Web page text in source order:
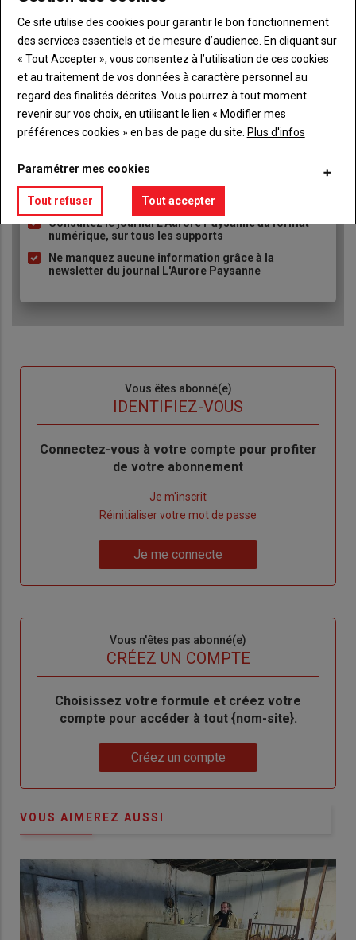
TITRE JE M'ABONNE
Body A partir de 93€
Lien JE M'ABONNE
Liste
à
puce
Accédez à tous les articles du site L'Aurore
Paysanne
Consultez le journal L'Aurore Paysanne au format
numérique, sur tous les supports
Ne manquez aucune information grâce à la
newsletter du journal L'Aurore Paysanne
Vous êtes abonné(e)
IDENTIFIEZ-VOUS
Body
Connectez-vous à votre compte pour profiter
de votre abonnement
Je m'inscrit
de
Réinitialiser votre mot de passe
me
Je me connecte
Vous n'êtes pas abonné(e)
CRÉEZ UN COMPTE
BodyChoisissez votre formule et créez votre
compte pour accéder à tout {nom-site}.
Créez un compte
VOUS AIMEREZ AUSSI
Ce site utilise des cookies pour garantir le bon fonctionnement
des services essentiels et de mesure d’audience. En cliquant sur
« Tout Accepter », vous consentez à l’utilisation de ces cookies
et au traitement de vos données à caractère personnel au
regard des finalités décrites. Vous pourrez à tout moment
revenir sur vos choix, en utilisant le lien « Modifier mes
préférences cookies » en bas de page du site. Plus d'infos
Paramétrer mes cookies
Tout refuser Tout accepter